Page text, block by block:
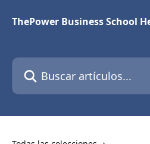
ThePower Business School
Buscar artículos...